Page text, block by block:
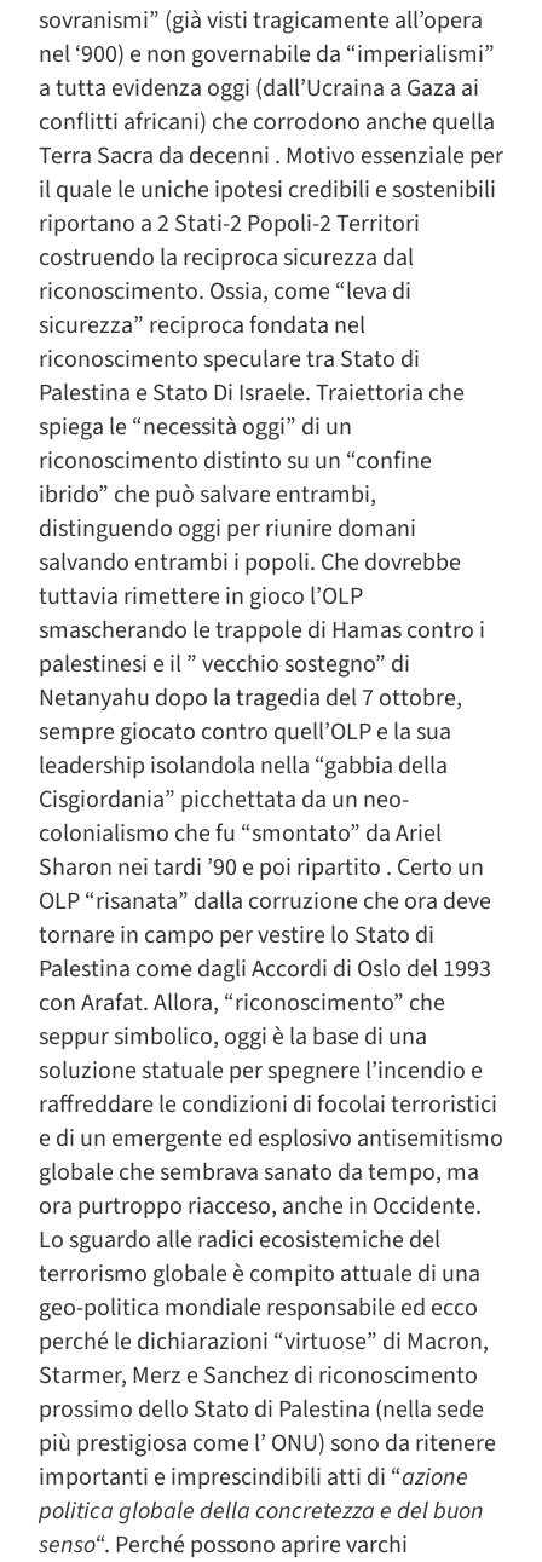
sovranismi” (già visti tragicamente all’opera
nel ‘900) e non governabile da “imperialismi”
a tutta evidenza oggi (dall’Ucraina a Gaza ai
conflitti africani) che corrodono anche quella
Terra Sacra da decenni . Motivo essenziale per
il quale le uniche ipotesi credibili e sostenibili
riportano a 2 Stati-2 Popoli-2 Territori
costruendo la reciproca sicurezza dal
riconoscimento. Ossia, come “leva di
sicurezza” reciproca fondata nel
riconoscimento speculare tra Stato di
Palestina e Stato Di Israele. Traiettoria che
spiega le “necessità oggi” di un
riconoscimento distinto su un “confine
ibrido” che può salvare entrambi,
distinguendo oggi per riunire domani
salvando entrambi i popoli. Che dovrebbe
tuttavia rimettere in gioco l’OLP
smascherando le trappole di Hamas contro i
palestinesi e il ” vecchio sostegno” di
Netanyahu dopo la tragedia del 7 ottobre,
sempre giocato contro quell’OLP e la sua
leadership isolandola nella “gabbia della
Cisgiordania” picchettata da un neo-
colonialismo che fu “smontato” da Ariel
Sharon nei tardi ’90 e poi ripartito . Certo un
OLP “risanata” dalla corruzione che ora deve
tornare in campo per vestire lo Stato di
Palestina come dagli Accordi di Oslo del 1993
con Arafat. Allora, “riconoscimento” che
seppur simbolico, oggi è la base di una
soluzione statuale per spegnere l’incendio e
raffreddare le condizioni di focolai terroristici
e di un emergente ed esplosivo antisemitismo
globale che sembrava sanato da tempo, ma
ora purtroppo riacceso, anche in Occidente.
Lo sguardo alle radici ecosistemiche del
terrorismo globale è compito attuale di una
geo-politica mondiale responsabile ed ecco
perché le dichiarazioni “virtuose” di Macron,
Starmer, Merz e Sanchez di riconoscimento
prossimo dello Stato di Palestina (nella sede
più prestigiosa come l’ ONU) sono da ritenere
importanti e imprescindibili atti di “azione
politica globale della concretezza e del buon
senso“. Perché possono aprire varchi